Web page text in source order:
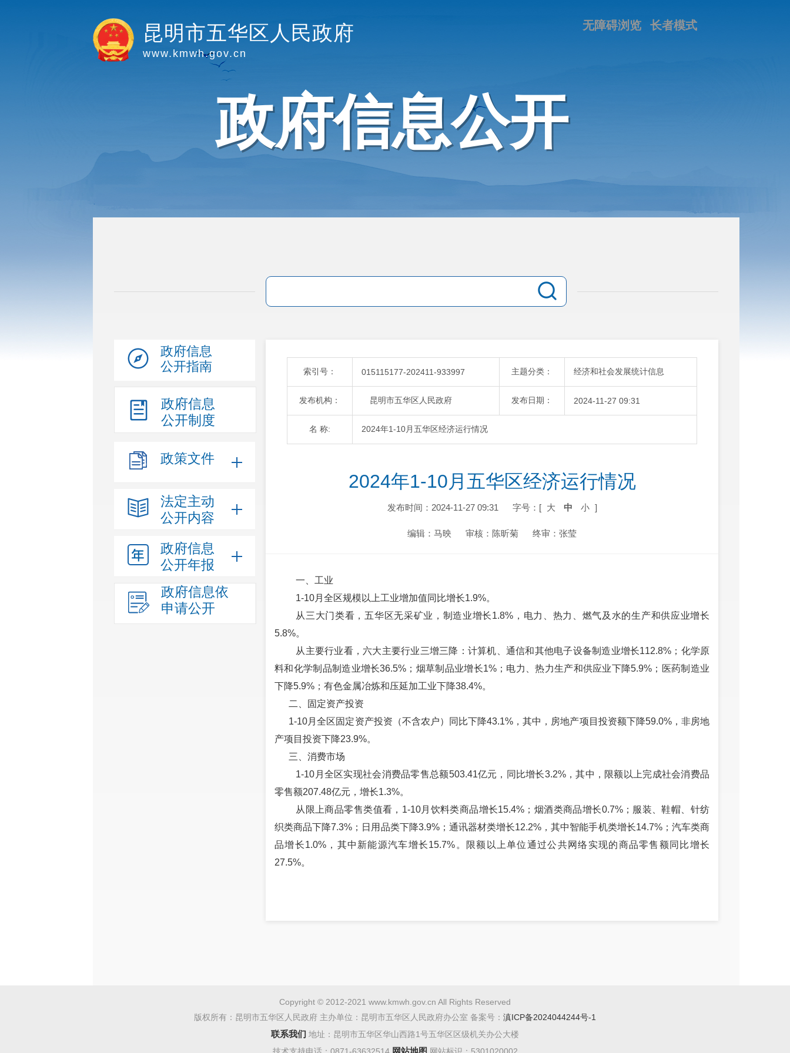
昆明市五华区人民政府
www.kmwh.gov.cn
长者模式
无障碍浏览
政府信息公开
政府信息
公开指南
政府信息
公开制度
政策文件
法定主动
公开内容
政府信息
公开年报
政府信息依
申请公开
索引号： 015115177-202411-933997 主题分类： 经济和社会发展统计信息
发布机构： 昆明市五华区人民政府 发布日期： 2024-11-27 09:31
名 称: 2024年1-10月五华区经济运行情况
2024年1-10月五华区经济运行情况
发布时间：2024-11-27 09:31 字号：[ 大 中 小 ]
编辑：马映 审核：陈昕菊 终审：张莹
一、工业
1-10月全区规模以上工业增加值同比增长1.9%。
从三大门类看，五华区无采矿业，制造业增长1.8%，电力、热力、燃气及水的生产和供应业增长
5.8%。
从主要行业看，六大主要行业三增三降：计算机、通信和其他电子设备制造业增长112.8%；化学原
料和化学制品制造业增长36.5%；烟草制品业增长1%；电力、热力生产和供应业下降5.9%；医药制造业
下降5.9%；有色金属冶炼和压延加工业下降38.4%。
二、固定资产投资
1-10月全区固定资产投资（不含农户）同比下降43.1%，其中，房地产项目投资额下降59.0%，非房地
产项目投资下降23.9%。
三、消费市场
1-10月全区实现社会消费品零售总额503.41亿元，同比增长3.2%，其中，限额以上完成社会消费品
零售额207.48亿元，增长1.3%。
从限上商品零售类值看，1-10月饮料类商品增长15.4%；烟酒类商品增长0.7%；服装、鞋帽、针纺
织类商品下降7.3%；日用品类下降3.9%；通讯器材类增长12.2%，其中智能手机类增长14.7%；汽车类商
品增长1.0%，其中新能源汽车增长15.7%。限额以上单位通过公共网络实现的商品零售额同比增长
27.5%。
Copyright © 2012-2021 www.kmwh.gov.cn All Rights Reserved
版权所有：昆明市五华区人民政府 主办单位：昆明市五华区人民政府办公室 备案号： 滇ICP备2024044244号-1
联系我们 地址：昆明市五华区华山西路1号五华区区级机关办公大楼
网站地图